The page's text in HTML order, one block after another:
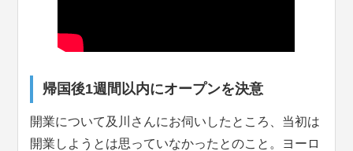
帰国後1週間以内にオープンを決意
開業について及川さんにお伺いしたところ、当初は
開業しようとは思っていなかったとのこと。ヨーロ